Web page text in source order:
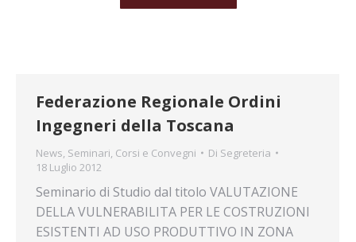
Federazione Regionale Ordini
Ingegneri della Toscana
News, Seminari, Corsi e Convegni Di Segreteria
18 Luglio 2012
Seminario di Studio dal titolo VALUTAZIONE
DELLA VULNERABILITA PER LE COSTRUZIONI
ESISTENTI AD USO PRODUTTIVO IN ZONA